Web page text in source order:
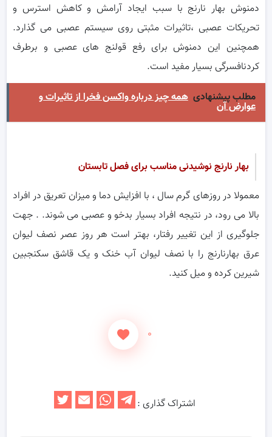
دمنوش بهار نارنج با سبب ایجاد آرامش و کاهش استرس و
تحریکات عصبی ،تاثیرات مثبتی روی سیستم عصبی می گذارد.
همچنین این دمنوش برای رفع قولنج های عصبی و برطرف
کردنافسرگی بسیار مفید است.
مطلب پیشنهادی همه چیز درباره واکسن فخرا از تاثیرات و
عوارض آن
بهار نارنج نوشیدنی مناسب برای فصل تابستان
معمولا در روزهای گرم سال ، با افزایش دما و میزان تعریق در افراد
بالا می رود، در نتیجه افراد بسیار بدخو و عصبی می شوند. . جهت
جلوگیری از این تغییر رفتار، بهتر است هر روز عصر نصف لیوان
عرق بهارنارنج را با نصف لیوان آب خنک و یک قاشق سکنجبین
شیرین کرده و میل کنید.
۰
اشتراک گذاری :